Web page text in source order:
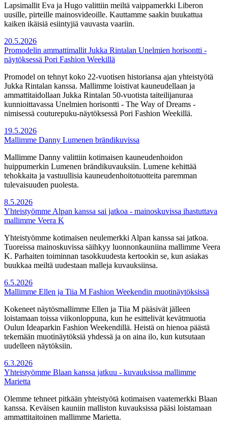
Lapsimallit Eva ja Hugo valittiin meiltä vaippamerkki Liberon
uusille, pirteille mainosvideoille. Kauttamme saakin buukattua
kaiken ikäisiä esiintyjiä vauvasta vaariin.
20.5.2026
Promodelin ammattimallit Jukka Rintalan Unelmien horisontti -
näytöksessä Pori Fashion Weekillä
Promodel on tehnyt koko 22-vuotisen historiansa ajan yhteistyötä
Jukka Rintalan kanssa. Mallimme loistivat kauneudellaan ja
ammattitaidollaan Jukka Rintalan 50-vuotista taiteilijanuraa
kunnioittavassa Unelmien horisontti - The Way of Dreams -
nimisessä couturepuku-näytöksessä Pori Fashion Weekillä.
19.5.2026
Mallimme Danny Lumenen brändikuvissa
Mallimme Danny valittiin kotimaisen kauneudenhoidon
huippumerkin Lumenen brändikuvauksiin. Lumene kehittää
tehokkaita ja vastuullisia kauneudenhoitotuotteita paremman
tulevaisuuden puolesta.
8.5.2026
Yhteistyömme Alpan kanssa sai jatkoa - mainoskuvissa ihastuttava
mallimme Veera K
Yhteistyömme kotimaisen neulemerkki Alpan kanssa sai jatkoa.
Tuoreissa mainoskuvissa säihkyy luonnonkauniina mallimme Veera
K. Parhaiten toiminnan tasokkuudesta kertookin se, kun asiakas
buukkaa meiltä uudestaan malleja kuvauksiinsa.
6.5.2026
Mallimme Ellen ja Tiia M Fashion Weekendin muotinäytöksissä
Kokeneet näytösmallimme Ellen ja Tiia M pääsivät jälleen
loistamaan toissa viikonloppuna, kun he esittelivät kevätmuotia
Oulun Ideaparkin Fashion Weekendillä. Heistä on hienoa päästä
tekemään muotinäytöksiä yhdessä ja on aina ilo, kun kutsutaan
uudelleen näytöksiin.
6.3.2026
Yhteistyömme Blaan kanssa jatkuu - kuvauksissa mallimme
Marietta
Olemme tehneet pitkään yhteistyötä kotimaisen vaatemerkki Blaan
kanssa. Keväisen kauniin malliston kuvauksissa pääsi loistamaan
ammattitaitoinen mallimme Marietta.